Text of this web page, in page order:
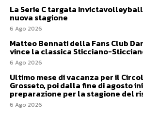
La Serie C targata
nuova stagione
6 Ago 2026
Matteo Bennati della Fans Club
vince la classica Sticciano-
6 Ago 2026
Ultimo mese di vacanza per il
Grosseto, poi dalla fine di agosto
preparazione per la stagione del
6 Ago 2026